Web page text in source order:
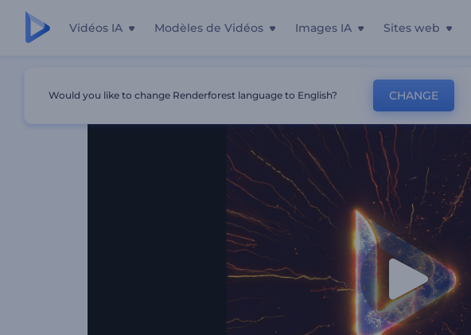
Vidéos IA Modèles de Vidéos Images IA Sites web
Would you like to change Renderforest language to English? CHANGE